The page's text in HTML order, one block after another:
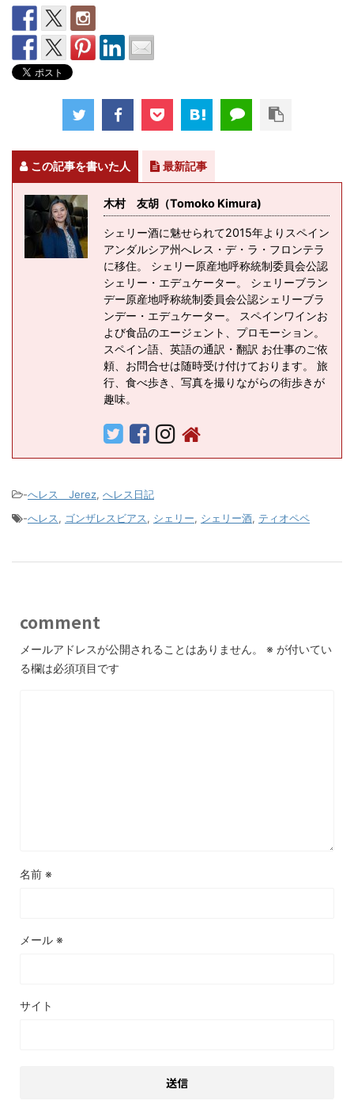
この記事を書いた人 最新記事
木村 友胡（Tomoko Kimura)
シェリー酒に魅せられて2015年よりスペイン
アンダルシア州へレス・デ・ラ・フロンテラ
に移住。 シェリー原産地呼称統制委員会公認
シェリー・エデュケーター。 シェリーブラン
デー原産地呼称統制委員会公認シェリーブラ
ンデー・エデュケーター。 スペインワインお
よび食品のエージェント、プロモーション。
スペイン語、英語の通訳・翻訳 お仕事のご依
頼、お問合せは随時受け付けております。 旅
行、食べ歩き、写真を撮りながらの街歩きが
趣味。
-へレス Jerez, へレス日記
-へレス, ゴンザレスビアス, シェリー, シェリー酒, ティオペペ
comment
メールアドレスが公開されることはありません。 ※ が付いてい
る欄は必須項目です
名前 ※
メール ※
サイト